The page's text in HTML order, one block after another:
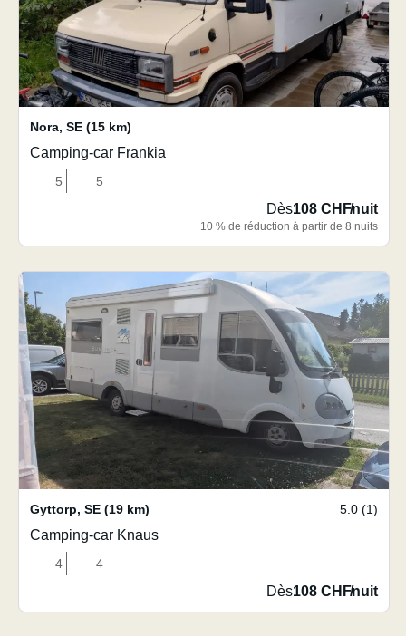
Nora, SE (15 km)
Camping-car Frankia
5 5
Dès108 CHF/nuit
10 % de réduction à partir de 8 nuits
Gyttorp, SE (19 km) 5.0 (1)
Camping-car Knaus
4 4
Dès108 CHF/nuit